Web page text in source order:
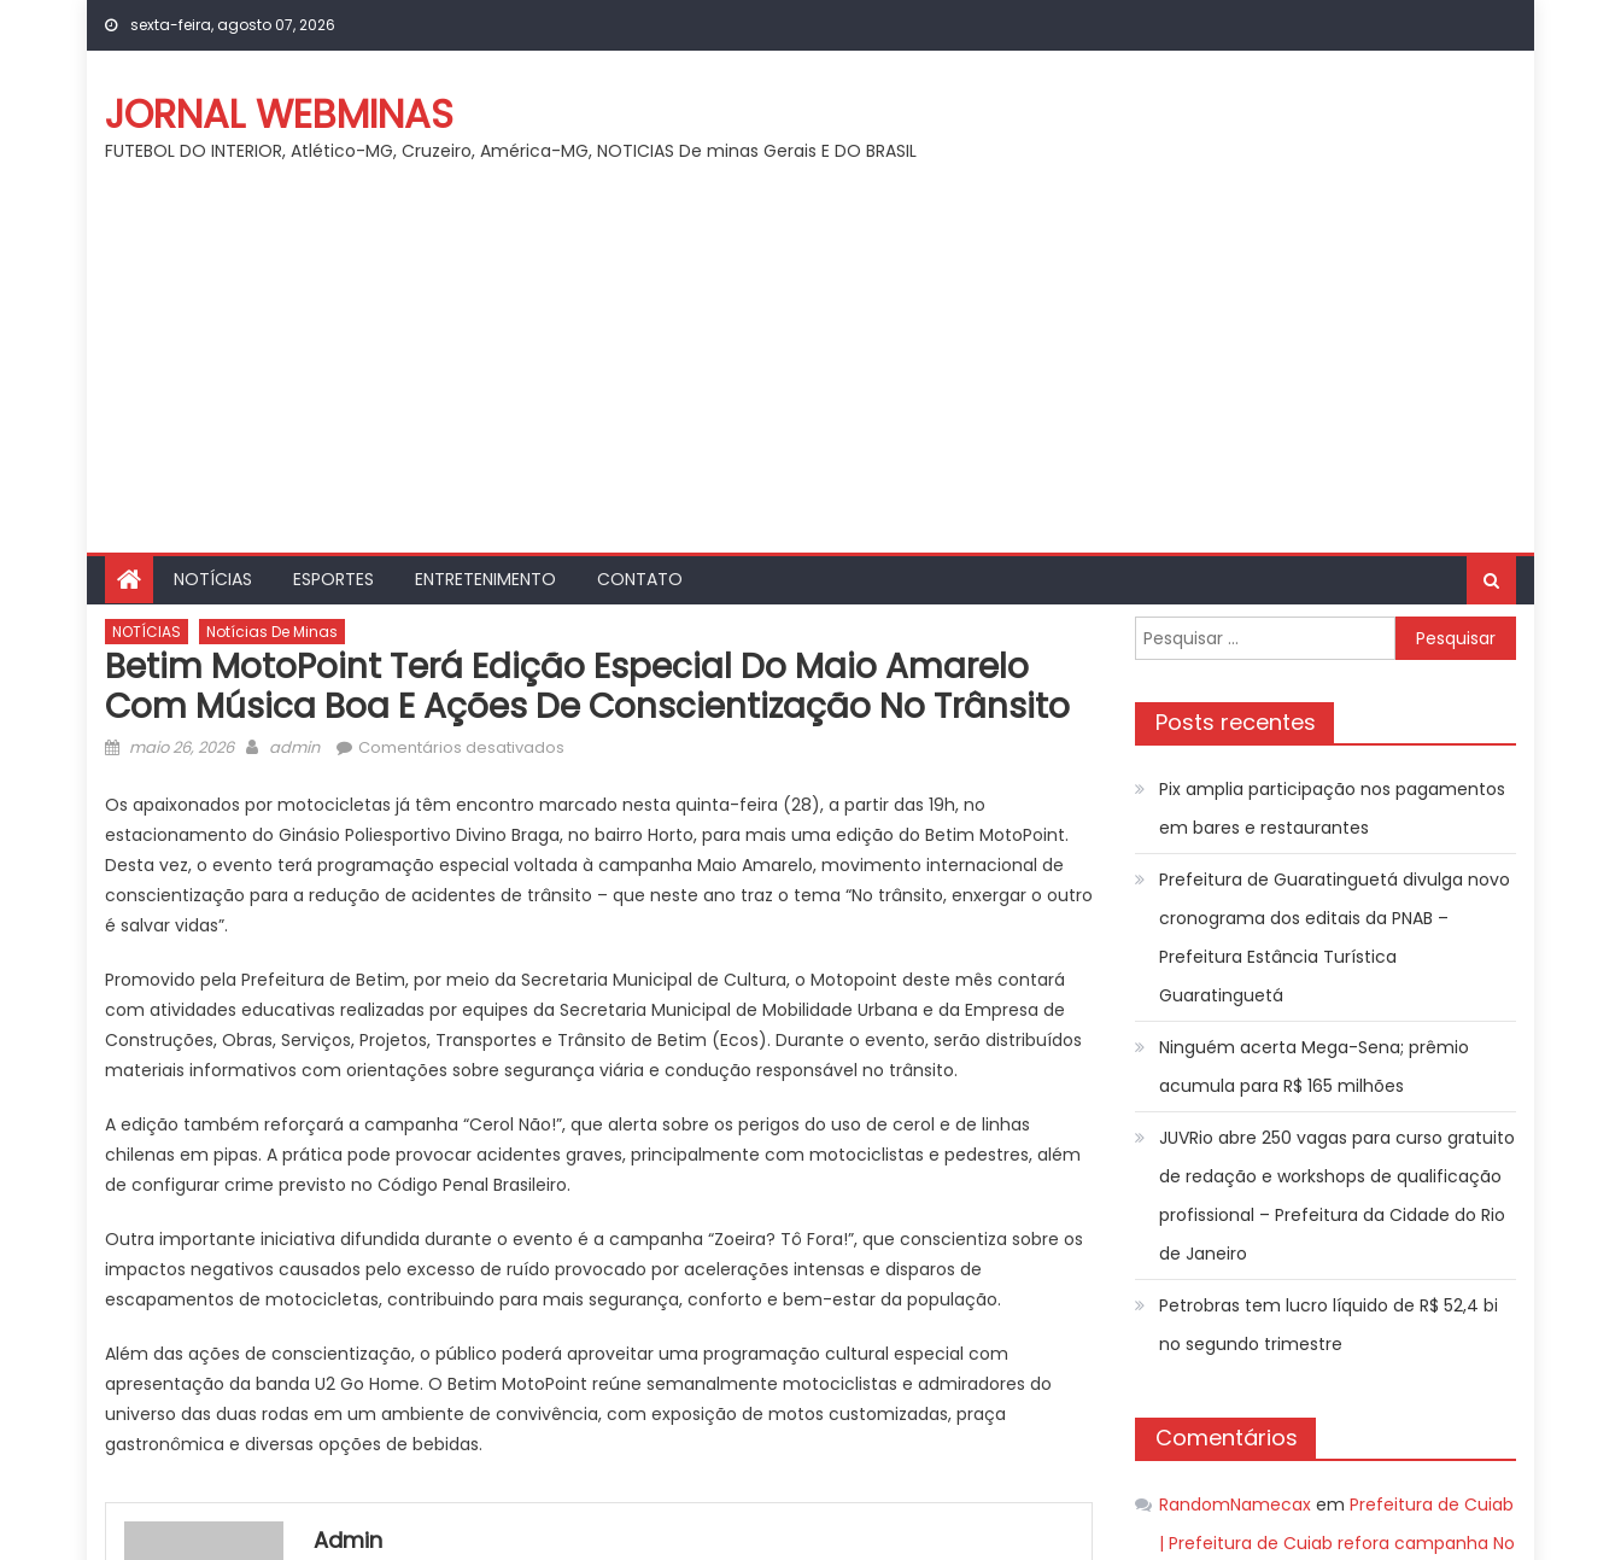
Skip
sexta-feira, agosto 07, 2026
JORNAL WEBMINAS
FUTEBOL DO INTERIOR, Atlético-MG, Cruzeiro, América-MG, NOTICIAS De minas Gerais E DO BRASIL
NOTÍCIAS ESPORTES ENTRETENIMENTO CONTATO
NOTÍCIAS Notícias De Minas
Betim MotoPoint Terá Edição Especial Do Maio Amarelo
Com Música Boa E Ações De Conscientização No Trânsito
Posted
maio 26, 2026 Author
admin Comentários desativados
MotoPoint
terá
edição
especial
Amarelo
música
boa
e
de
conscientização
no
Os apaixonados por motocicletas já têm encontro marcado nesta quinta-feira (28), a partir das 19h, no
estacionamento do Ginásio Poliesportivo Divino Braga, no bairro Horto, para mais uma edição do Betim MotoPoint.
Desta vez, o evento terá programação especial voltada à campanha Maio Amarelo, movimento internacional de
conscientização para a redução de acidentes de trânsito – que neste ano traz o tema “No trânsito, enxergar o outro
é salvar vidas”.
Promovido pela Prefeitura de Betim, por meio da Secretaria Municipal de Cultura, o Motopoint deste mês contará
com atividades educativas realizadas por equipes da Secretaria Municipal de Mobilidade Urbana e da Empresa de
Construções, Obras, Serviços, Projetos, Transportes e Trânsito de Betim (Ecos). Durante o evento, serão distribuídos
materiais informativos com orientações sobre segurança viária e condução responsável no trânsito.
A edição também reforçará a campanha “Cerol Não!”, que alerta sobre os perigos do uso de cerol e de linhas
chilenas em pipas. A prática pode provocar acidentes graves, principalmente com motociclistas e pedestres, além
de configurar crime previsto no Código Penal Brasileiro.
Outra importante iniciativa difundida durante o evento é a campanha “Zoeira? Tô Fora!”, que conscientiza sobre os
impactos negativos causados pelo excesso de ruído provocado por acelerações intensas e disparos de
escapamentos de motocicletas, contribuindo para mais segurança, conforto e bem-estar da população.
Além das ações de conscientização, o público poderá aproveitar uma programação cultural especial com
apresentação da banda U2 Go Home. O Betim MotoPoint reúne semanalmente motociclistas e admiradores do
universo das duas rodas em um ambiente de convivência, com exposição de motos customizadas, praça
gastronômica e diversas opções de bebidas.
Admin
Pesquisar
por:
Posts recentes
Pix amplia participação nos pagamentos
em bares e restaurantes
Prefeitura de Guaratinguetá divulga novo
cronograma dos editais da PNAB –
Prefeitura Estância Turística
Guaratinguetá
Ninguém acerta Mega-Sena; prêmio
acumula para R$ 165 milhões
JUVRio abre 250 vagas para curso gratuito
de redação e workshops de qualificação
profissional – Prefeitura da Cidade do Rio
de Janeiro
Petrobras tem lucro líquido de R$ 52,4 bi
no segundo trimestre
Comentários
RandomNamecax emPrefeitura de Cuiab
| Prefeitura de Cuiab refora campanha No